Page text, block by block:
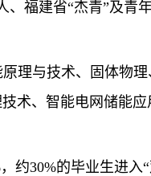
、福建省“杰青”及青
理与技术、固体物
术、智能电网储能
，约30%的毕业生进入